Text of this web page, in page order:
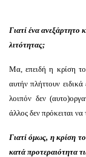
Γιατί ένα ανεξάρτητο
λιτότητας;
Μα, επειδή η κρίση
αυτήν πλήττουν
λοιπόν δεν
άλλος δεν πρόκειται
Γιατί όμως, η κρίση
κατά προτεραιότητα